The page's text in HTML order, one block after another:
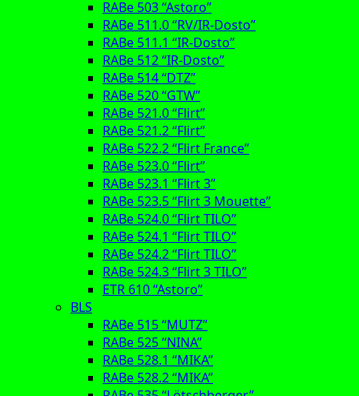
RABe 503 “Astoro”
RABe 511.0 “RV/IR-Dosto”
RABe 511.1 “IR-Dosto”
RABe 512 “IR-Dosto”
RABe 514 “DTZ”
RABe 520 “GTW”
RABe 521.0 “Flirt”
RABe 521.2 “Flirt”
RABe 522.2 “Flirt France”
RABe 523.0 “Flirt”
RABe 523.1 “Flirt 3”
RABe 523.5 “Flirt 3 Mouette”
RABe 524.0 “Flirt TILO”
RABe 524.1 “Flirt TILO”
RABe 524.2 “Flirt TILO”
RABe 524.3 “Flirt 3 TILO”
ETR 610 “Astoro”
BLS
RABe 515 “MUTZ”
RABe 525 “NINA”
RABe 528.1 “MIKA”
RABe 528.2 “MIKA”